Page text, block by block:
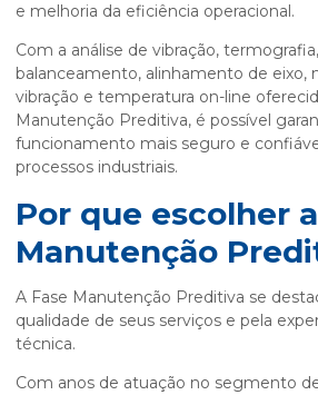
e melhoria da eficiência operacional.
Com a análise de vibração,
balanceamento, alinhamento de eixo,
vibração e temperatura on-line
Manutenção Preditiva, é possível
funcionamento mais seguro e
processos industriais.
Por que escolher
Manutenção
A Fase Manutenção Preditiva se
qualidade de seus serviços e pela
técnica.
Com anos de atuação no segmento